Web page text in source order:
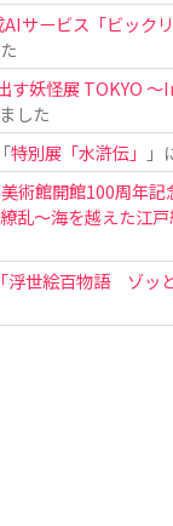
AIサービス「ビック
す妖怪展 TOKYO
した
特別展「水滸伝」
」
術館開館100周年
乱～海を越えた江
浮世絵百物語 ゾッ